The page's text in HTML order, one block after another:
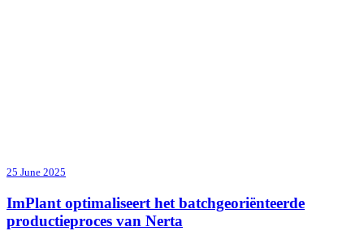
25 June 2025
ImPlant optimaliseert het batchgeoriënteerde
productieproces van Nerta